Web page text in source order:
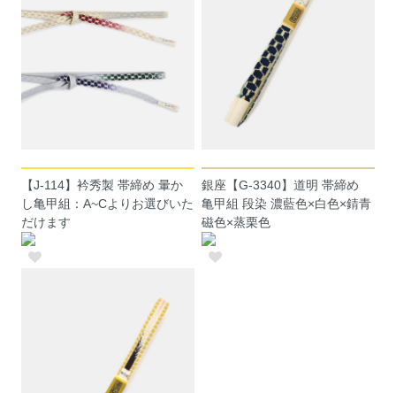
【J-114】衿秀製 帯締め 暈か
し亀甲組：A~Cよりお選びいた
だけます
銀座【G-3340】道明 帯締め
亀甲組 段染 濃藍色×白色×錆青
磁色×蒸栗色